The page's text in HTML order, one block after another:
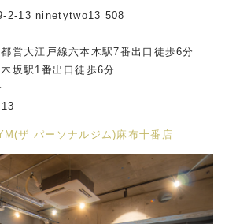
2-13 ninetytwo13 508
営大江戸線六本木駅7番出口徒歩6分
坂駅 1番出口徒歩6分
ザ パーソナルジム)麻布十番店